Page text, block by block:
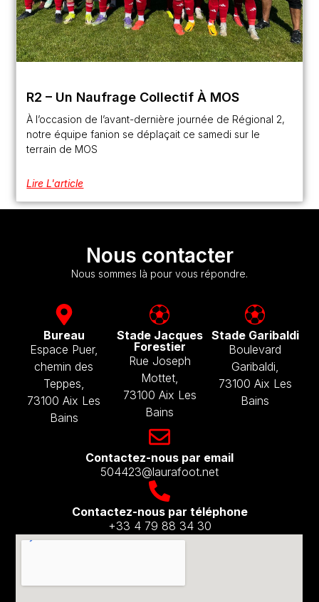
R2 – Un Naufrage Collectif À MOS
À l’occasion de l’avant-dernière journée de Régional 2,
notre équipe fanion se déplaçait ce samedi sur le
terrain de MOS
Lire L'article
Nous contacter
Nous sommes là pour vous répondre.
Bureau
Espace Puer,
chemin des
Teppes,
73100 Aix Les
Bains
Stade Jacques
Forestier
Rue Joseph
Mottet,
73100 Aix Les
Bains
Stade Garibaldi
Boulevard
Garibaldi,
73100 Aix Les
Bains
Contactez-nous par email​
504423@laurafoot.net
Contactez-nous par téléphone
+33 4 79 88 34 30